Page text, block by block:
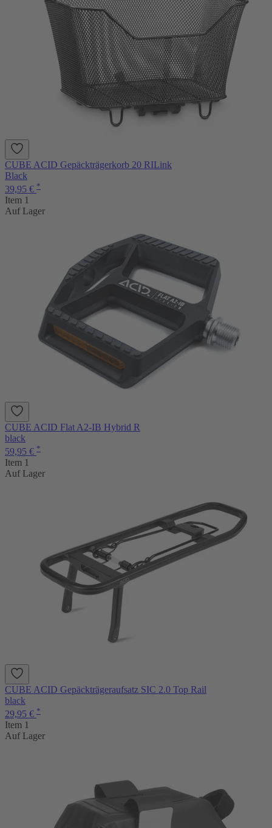
CUBE ACID Gepäckträgerkorb 20 RILink
Black
39,95 € *
Item 1
Auf Lager
CUBE ACID Flat A2-IB Hybrid R
black
59,95 € *
Item 1
Auf Lager
CUBE ACID Gepäckträgeraufsatz SIC 2.0 Top Rail
black
29,95 € *
Item 1
Auf Lager